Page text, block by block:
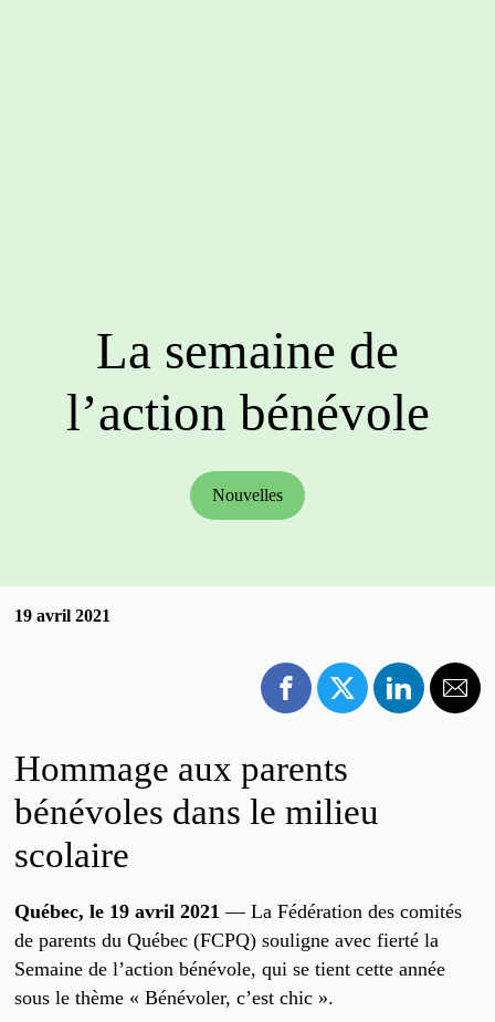
La semaine de
l’action bénévole
Nouvelles
19 avril 2021
Hommage aux parents
bénévoles dans le milieu
scolaire
Québec, le 19 avril 2021 — La Fédération des comités
de parents du Québec (FCPQ) souligne avec fierté la
Semaine de l’action bénévole, qui se tient cette année
sous le thème « Bénévoler, c’est chic ».